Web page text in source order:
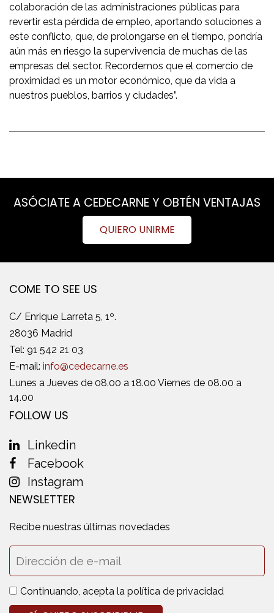
colaboración de las administraciones públicas para
revertir esta pérdida de empleo, aportando soluciones a
este conflicto, que, de prolongarse en el tiempo, pondría
aún más en riesgo la supervivencia de muchas de las
empresas del sector. Recordemos que el comercio de
proximidad es un motor económico, que da vida a
nuestros pueblos, barrios y ciudades”.
ASÓCIATE A CEDECARNE Y OBTÉN VENTAJAS
QUIERO UNIRME
COME TO SEE US
C/ Enrique Larreta 5, 1º.
28036 Madrid
Tel: 91 542 21 03
E-mail: info@cedecarne.es
Lunes a Jueves de 08.00 a 18.00 Viernes de 08.00 a
14.00
FOLLOW US
Linkedin
Facebook
Instagram
NEWSLETTER
Recibe nuestras últimas novedades
Continuando, acepta la política de privacidad